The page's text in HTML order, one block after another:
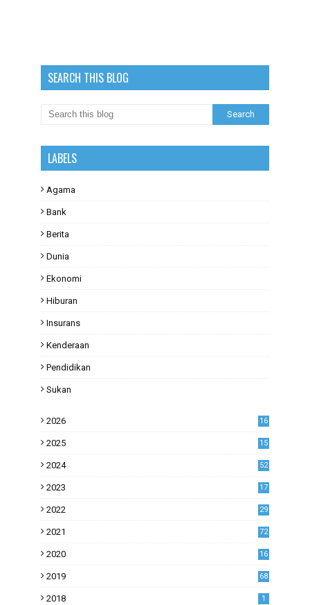
SEARCH THIS BLOG
LABELS
Agama
Bank
Berita
Dunia
Ekonomi
Hiburan
Insurans
Kenderaan
Pendidikan
Sukan
2026 16
2025 15
2024 52
2023
17
2022
29
2021
72
2020
16
2019
68
2018 1